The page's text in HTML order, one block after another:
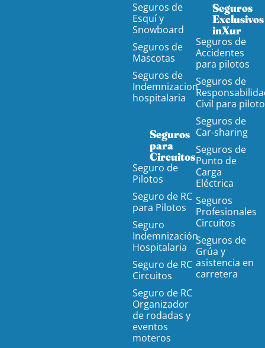
Seguros de
Esquí y
Snowboard
Seguros de
Mascotas
Seguros de
Indemnizacion
hospitalaria
Seguros
para
Circuitos
Seguro de
Pilotos
Seguro de RC
para Pilotos
Seguro
Indemnización
Hospitalaria
Seguro de RC
Circuitos
Seguro de RC
Organizador
de rodadas y
eventos
moteros
Seguros
Exclusivos
inXur
Seguros de
Accidentes
para pilotos
Seguros de
Civil para
Seguros de
Car-sharing
Seguros de
Punto de
Carga
Eléctrica
Seguros
Profesionales
Circuitos
Seguros de
Grúa y
asistencia en
carretera